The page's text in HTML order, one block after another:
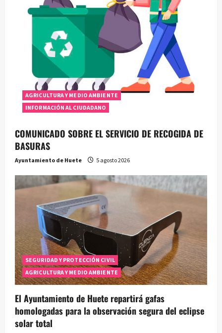
a
d
a
s
AGRICULTURA Y MEDIO AMBIENTE
INFORMACIÓN AL CIUDADANO
COMUNICADO SOBRE EL SERVICIO DE RECOGIDA DE
BASURAS
Ayuntamiento de Huete 5 agosto 2026
SEGURIDAD Y PROTECCIÓN CIVIL
AGRICULTURA Y MEDIO AMBIENTE
El Ayuntamiento de Huete repartirá gafas
homologadas para la observación segura del eclipse
solar total